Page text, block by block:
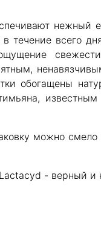
нежный
течение всего
обогащены
известным
можно
- верный